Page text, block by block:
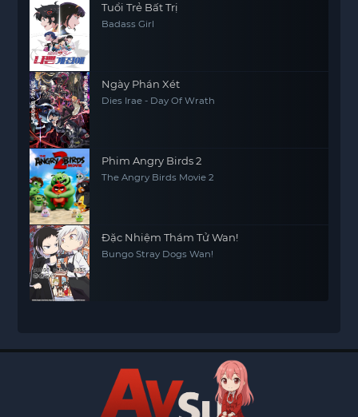
Tuổi Trẻ Bất Trị
Badass Girl
Ngày Phán Xét
Dies Irae - Day Of Wrath
Phim Angry Birds 2
The Angry Birds Movie 2
Đặc Nhiệm Thám Tử Wan!
Bungo Stray Dogs Wan!